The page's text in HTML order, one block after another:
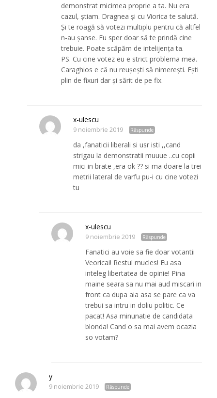
demonstrat micimea proprie a ta. Nu era
cazul, știam. Dragnea și cu Viorica te salută.
Și te roagă să votezi multiplu pentru că altfel
n-au șanse. Eu sper doar să te prindă cine
trebuie. Poate scăpăm de intelijența ta.
PS. Cu cine votez eu e strict problema mea.
Caraghios e că nu reușești să nimerești. Ești
plin de fixuri dar și sărit de pe fix.
x-ulescu
9 noiembrie 2019 Răspunde
da ,fanaticii liberali si usr isti ,,cand
strigau la demonstratii muuue ..cu copii
mici in brate ,era ok ?? si ma doare la trei
metrii lateral de varfu pu-i cu cine votezi
tu
x-ulescu
9 noiembrie 2019 Răspunde
Fanatici au voie sa fie doar votantii
Veoricai! Restul mucles! Eu asa
inteleg libertatea de opinie! Pina
maine seara sa nu mai aud miscari in
front ca dupa aia asa se pare ca va
trebui sa intru in doliu politic. Ce
pacat! Asa minunatie de candidata
blonda! Cand o sa mai avem ocazia
so votam?
y
9 noiembrie 2019 Răspunde